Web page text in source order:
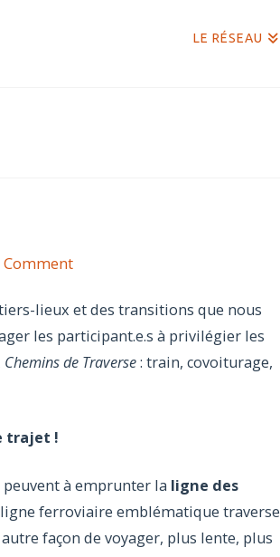
LE RÉSEAU
Comment
lieux et des transitions que nous
les participant.e.s à privilégier les
Chemins de Traverse: train, covoiturage,
trajet !
peuvent à emprunter la ligne des
ferroviaire emblématique traverse
façon de voyager, plus lente, plus